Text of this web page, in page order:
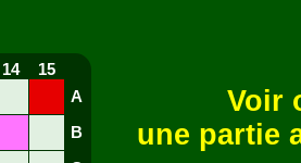
14
15
A
B
Voir
une partie